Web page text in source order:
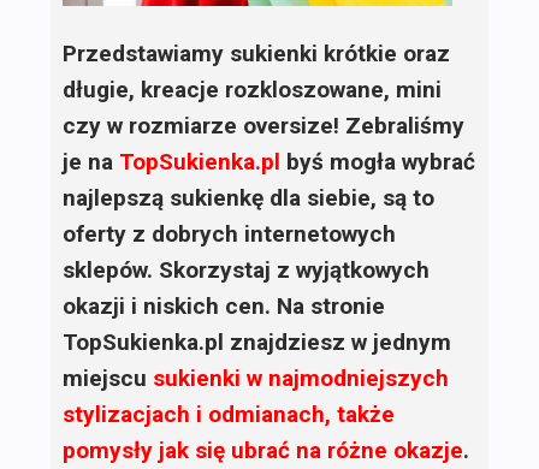
Przedstawiamy sukienki krótkie oraz
długie, kreacje rozkloszowane, mini
czy w rozmiarze oversize! Zebraliśmy
je na TopSukienka.pl byś mogła wybrać
najlepszą sukienkę dla siebie, są to
oferty z dobrych internetowych
sklepów. Skorzystaj z wyjątkowych
okazji i niskich cen. Na stronie
TopSukienka.pl znajdziesz w jednym
miejscu sukienki w najmodniejszych
stylizacjach i odmianach, także
pomysły jak się ubrać na różne okazje.